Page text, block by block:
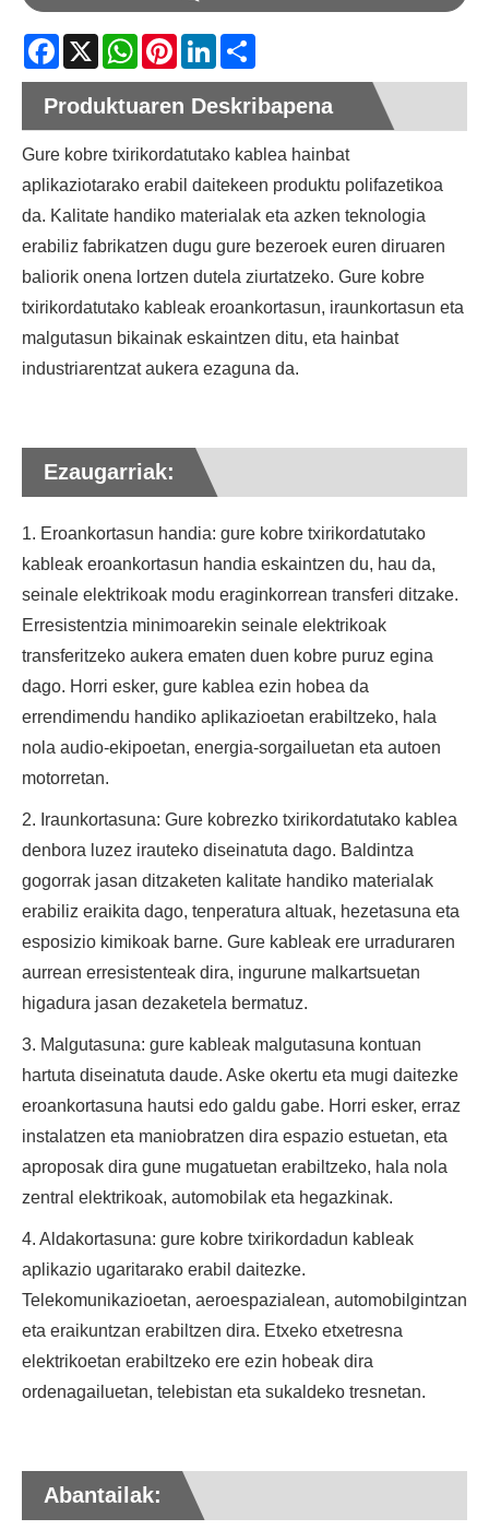
Facebook
X WhatsApp
PinterestLinkedIn
Produktuaren Deskribapena
Gure kobre txirikordatutako kablea hainbat
aplikaziotarako erabil daitekeen produktu polifazetikoa
da. Kalitate handiko materialak eta azken teknologia
erabiliz fabrikatzen dugu gure bezeroek euren diruaren
baliorik onena lortzen dutela ziurtatzeko. Gure kobre
txirikordatutako kableak eroankortasun, iraunkortasun eta
malgutasun bikainak eskaintzen ditu, eta hainbat
industriarentzat aukera ezaguna da.
Ezaugarriak:
1. Eroankortasun handia: gure kobre txirikordatutako
kableak eroankortasun handia eskaintzen du, hau da,
seinale elektrikoak modu eraginkorrean transferi ditzake.
Erresistentzia minimoarekin seinale elektrikoak
transferitzeko aukera ematen duen kobre puruz egina
dago. Horri esker, gure kablea ezin hobea da
errendimendu handiko aplikazioetan erabiltzeko, hala
nola audio-ekipoetan, energia-sorgailuetan eta autoen
motorretan.
2. Iraunkortasuna: Gure kobrezko txirikordatutako kablea
denbora luzez irauteko diseinatuta dago. Baldintza
gogorrak jasan ditzaketen kalitate handiko materialak
erabiliz eraikita dago, tenperatura altuak, hezetasuna eta
esposizio kimikoak barne. Gure kableak ere urraduraren
aurrean erresistenteak dira, ingurune malkartsuetan
higadura jasan dezaketela bermatuz.
3. Malgutasuna: gure kableak malgutasuna kontuan
hartuta diseinatuta daude. Aske okertu eta mugi daitezke
eroankortasuna hautsi edo galdu gabe. Horri esker, erraz
instalatzen eta maniobratzen dira espazio estuetan, eta
aproposak dira gune mugatuetan erabiltzeko, hala nola
zentral elektrikoak, automobilak eta hegazkinak.
4. Aldakortasuna: gure kobre txirikordadun kableak
aplikazio ugaritarako erabil daitezke.
Telekomunikazioetan, aeroespazialean, automobilgintzan
eta eraikuntzan erabiltzen dira. Etxeko etxetresna
elektrikoetan erabiltzeko ere ezin hobeak dira
ordenagailuetan, telebistan eta sukaldeko tresnetan.
Abantailak: